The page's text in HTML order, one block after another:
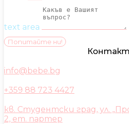
text area
Попитайте ни!
info@bebe.bg
+359 88 723 4427
кв. Студентски град, ул.
2, ет. партер